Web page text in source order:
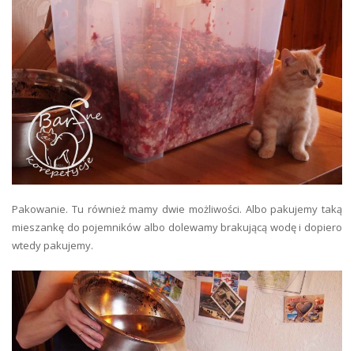
Pakowanie. Tu również mamy dwie możliwości. Albo pakujemy taką
mieszankę do pojemników albo dolewamy brakującą wodę i dopiero
wtedy pakujemy.